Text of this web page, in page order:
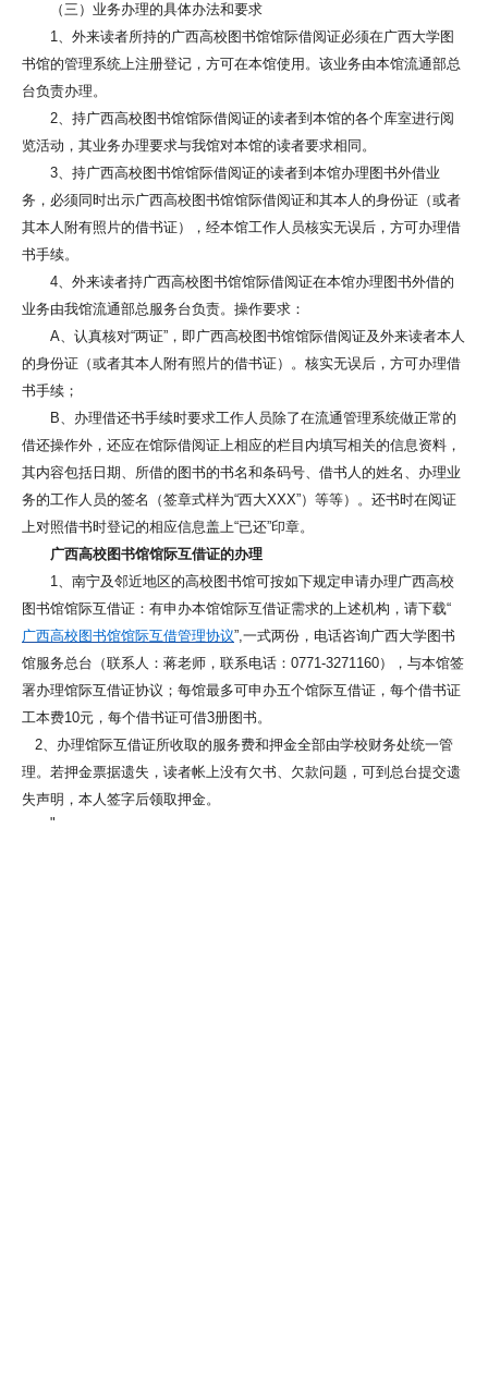
（三）业务办理的具体办法和要求
1、外来读者所持的广西高校图书馆馆际借阅证必须在广西大学图
书馆的管理系统上注册登记，方可在本馆使用。该业务由本馆流通部总
台负责办理。
2、持广西高校图书馆馆际借阅证的读者到本馆的各个库室进行阅
览活动，其业务办理要求与我馆对本馆的读者要求相同。
3、持广西高校图书馆馆际借阅证的读者到本馆办理图书外借业
务，必须同时出示广西高校图书馆馆际借阅证和其本人的身份证（或者
其本人附有照片的借书证），经本馆工作人员核实无误后，方可办理借
书手续。
4、外来读者持广西高校图书馆馆际借阅证在本馆办理图书外借的
业务由我馆流通部总服务台负责。操作要求：
A、认真核对“两证”，即广西高校图书馆馆际借阅证及外来读者本人
的身份证（或者其本人附有照片的借书证）。核实无误后，方可办理借
书手续；
B、办理借还书手续时要求工作人员除了在流通管理系统做正常的
借还操作外，还应在馆际借阅证上相应的栏目内填写相关的信息资料，
其内容包括日期、所借的图书的书名和条码号、借书人的姓名、办理业
务的工作人员的签名（签章式样为“西大ΧΧΧ”）等等）。还书时在阅证
上对照借书时登记的相应信息盖上“已还”印章。
广西高校图书馆馆际互借证的办理
1、南宁及邻近地区的高校图书馆可按如下规定申请办理广西高校
图书馆馆际互借证：有申办本馆馆际互借证需求的上述机构，请下载“
广西高校图书馆馆际互借管理协议”,一式两份，电话咨询广西大学图书
馆服务总台（联系人：蒋老师，联系电话：0771-3271160），与本馆签
署办理馆际互借证协议；每馆最多可申办五个馆际互借证，每个借书证
工本费10元，每个借书证可借3册图书。
2、办理馆际互借证所收取的服务费和押金全部由学校财务处统一管
理。若押金票据遗失，读者帐上没有欠书、欠款问题，可到总台提交遗
失声明，本人签字后领取押金。
"